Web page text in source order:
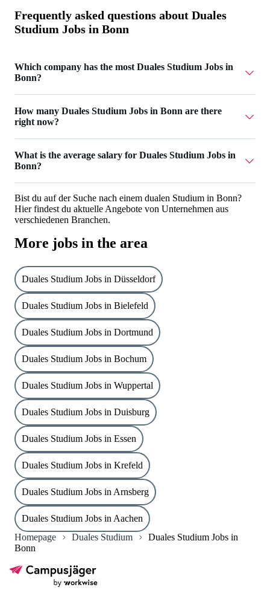
Frequently asked questions about Duales
Studium Jobs in Bonn
Which company has the most Duales Studium Jobs in
Bonn?
Bonn.
How many Duales Studium Jobs in Bonn are there
right now?
What is the average salary for Duales Studium Jobs in
Bonn?
2.500 €.
Bist du auf der Suche nach einem dualen Studium in Bonn?
Hier findest du aktuelle Angebote von Unternehmen aus
verschiedenen Branchen.
More jobs in the area
Duales Studium Jobs in Düsseldorf
Duales Studium Jobs in Bielefeld
Duales Studium Jobs in Dortmund
Duales Studium Jobs in Bochum
Duales Studium Jobs in Wuppertal
Duales Studium Jobs in Duisburg
Duales Studium Jobs in Essen
Duales Studium Jobs in Krefeld
Duales Studium Jobs in Arnsberg
Duales Studium Jobs in Aachen
Homepage
Duales Studium
Duales Studium Jobs in
Bonn